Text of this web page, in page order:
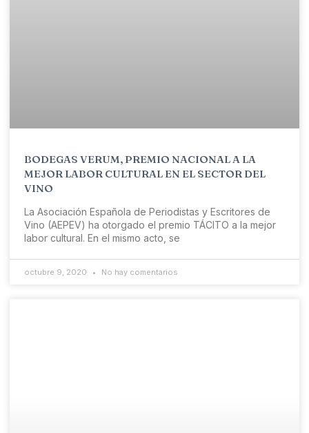
BODEGAS VERUM, PREMIO NACIONAL A LA
MEJOR LABOR CULTURAL EN EL SECTOR DEL
VINO
La Asociación Española de Periodistas y Escritores de
Vino (AEPEV) ha otorgado el premio TÁCITO a la mejor
labor cultural. En el mismo acto, se
octubre 9, 2020 No hay comentarios